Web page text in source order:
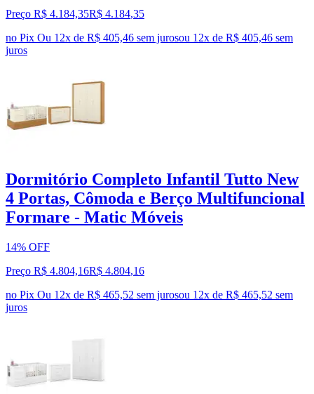
Preço R$ 4.184,35R$ 4.184,35
no Pix Ou 12x de R$ 405,46 sem jurosou 12x de R$ 405,46 sem
juros
Dormitório Completo Infantil Tutto New
4 Portas, Cômoda e Berço Multifuncional
Formare - Matic Móveis
14% OFF
Preço R$ 4.804,16R$ 4.804,16
no Pix Ou 12x de R$ 465,52 sem jurosou 12x de R$ 465,52 sem
juros